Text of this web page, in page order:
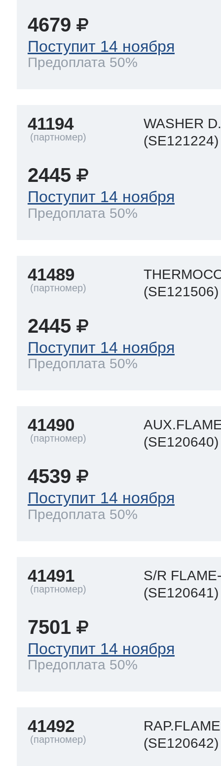
4679
Поступит 14 ноября
Предоплата 50%
41194
WASHER
(SE121224)
2445
Поступит 14 ноября
Предоплата 50%
41489
(SE121506)
2445
Поступит 14 ноября
Предоплата 50%
41490
(SE120640)
4539
Поступит 14 ноября
Предоплата 50%
41491
S/R
(SE120641)
7501
Поступит 14 ноября
Предоплата 50%
41492
(SE120642)